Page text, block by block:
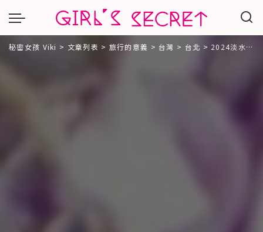
秘密女孩 Viki > 文章列表 > 旅行的意義 > 台灣 > 台北 > 2024淡水紫藤花懶人包｜紫藤花咖啡園一店、二店只開18天！上億花苞綻放「紫色花瀑」